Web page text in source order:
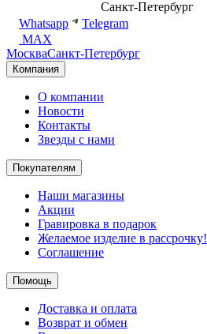
Санкт-Петербург
Whatsapp
Telegram
MAX
МоскваСанкт-Петербург
Компания
О компании
Новости
Контакты
Звезды с нами
Покупателям
Наши магазины
Акции
Гравировка в подарок
Желаемое изделие в рассрочку!
Соглашение
Помощь
Доставка и оплата
Возврат и обмен